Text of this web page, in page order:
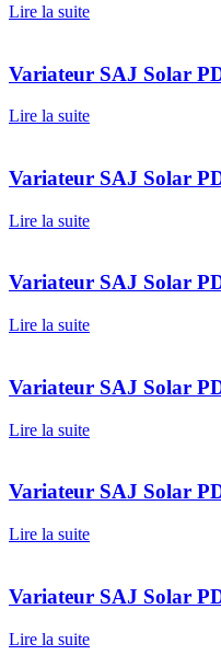
Lire la suite
Variateur SAJ Solar
Lire la suite
Variateur SAJ Solar
Lire la suite
Variateur SAJ Solar
Lire la suite
Variateur SAJ Solar
Lire la suite
Variateur SAJ Solar
Lire la suite
Variateur SAJ Solar
Lire la suite